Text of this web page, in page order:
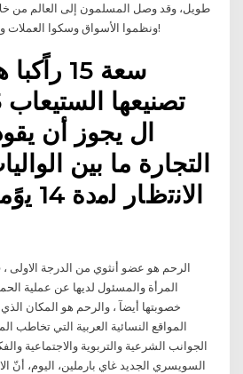
طويل، وقد وصل المسلمون إلى العالم من
ونظموا الأسواق وسكوا العملات وحتى قاموا بتصدير منتجاتهم!
سعة 15
ال يجوز أن
التجارة ما بين
الرحم هو عضو أنثوي من الدرجة الاولى
المرأة والمسئول لديها عن عملية
خصوبتها أيضآ ، والرحم هو المكان الذي
المواقع النسائية العربية التي تخاطب
الجوانب الشرعية والتربوية والاجتماعية
السويسري الجديد غاي بارملين، اليوم، أنّ